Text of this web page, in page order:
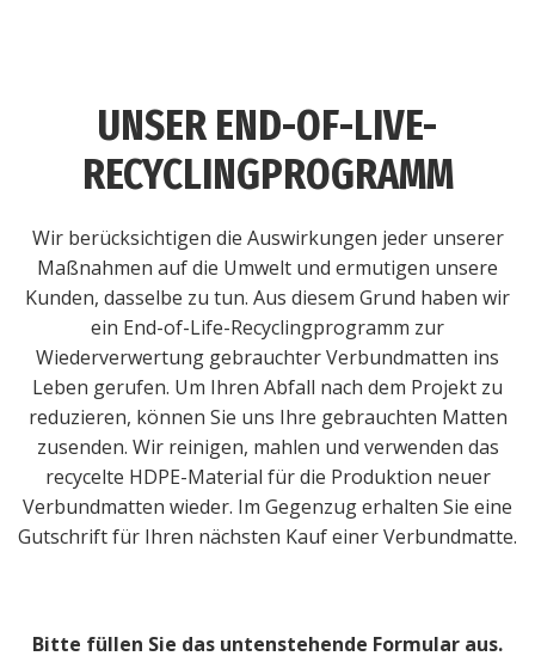
UNSER END-OF-LIVE-
RECYCLINGPROGRAMM
Wir berücksichtigen die Auswirkungen jeder unserer
Maßnahmen auf die Umwelt und ermutigen unsere
Kunden, dasselbe zu tun. Aus diesem Grund haben wir
ein End-of-Life-Recyclingprogramm zur
Wiederverwertung gebrauchter Verbundmatten ins
Leben gerufen. Um Ihren Abfall nach dem Projekt zu
reduzieren, können Sie uns Ihre gebrauchten Matten
zusenden. Wir reinigen, mahlen und verwenden das
recycelte HDPE-Material für die Produktion neuer
Verbundmatten wieder. Im Gegenzug erhalten Sie eine
Gutschrift für Ihren nächsten Kauf einer Verbundmatte.
Bitte füllen Sie das untenstehende Formular aus.